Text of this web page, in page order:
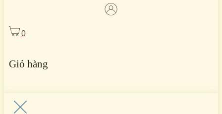
0
Giỏ hàng